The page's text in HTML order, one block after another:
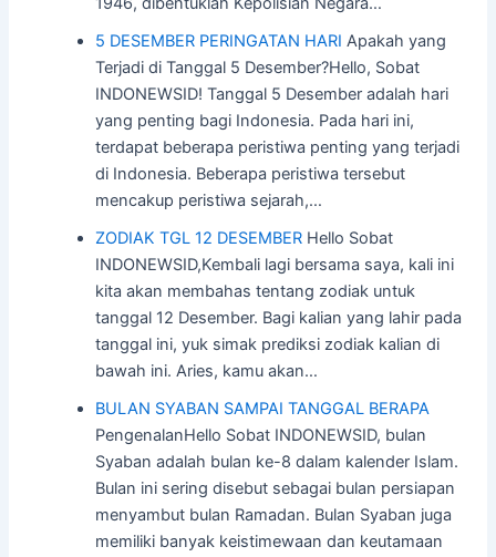
5 DESEMBER PERINGATAN HARI Apakah yang
Terjadi di Tanggal 5 Desember?Hello, Sobat
INDONEWSID! Tanggal 5 Desember adalah hari
yang penting bagi Indonesia. Pada hari ini,
terdapat beberapa peristiwa penting yang terjadi
di Indonesia. Beberapa peristiwa tersebut
mencakup peristiwa sejarah,…
ZODIAK TGL 12 DESEMBER Hello Sobat
INDONEWSID,Kembali lagi bersama saya, kali ini
kita akan membahas tentang zodiak untuk
tanggal 12 Desember. Bagi kalian yang lahir pada
tanggal ini, yuk simak prediksi zodiak kalian di
bawah ini. Aries, kamu akan…
BULAN SYABAN SAMPAI TANGGAL BERAPA
PengenalanHello Sobat INDONEWSID, bulan
Syaban adalah bulan ke-8 dalam kalender Islam.
Bulan ini sering disebut sebagai bulan persiapan
menyambut bulan Ramadan. Bulan Syaban juga
memiliki banyak keistimewaan dan keutamaan